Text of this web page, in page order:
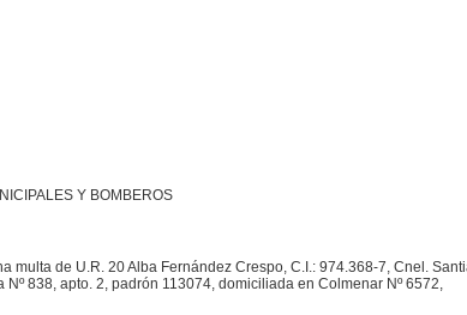
Y BOMBEROS
multa de U.R. 20 Alba Fernández Crespo, C.I.: 974.368-7, Cnel.
Nº 838, apto. 2, padrón 113074, domiciliada en Colmenar Nº 6572,